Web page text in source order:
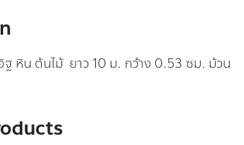
ฐ หิน ต้นไม้ ยาว 10 ม. กว้าง 0.53 ซม. ม้วน